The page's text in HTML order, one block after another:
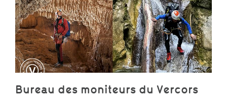
Bureau des moniteurs du Vercors